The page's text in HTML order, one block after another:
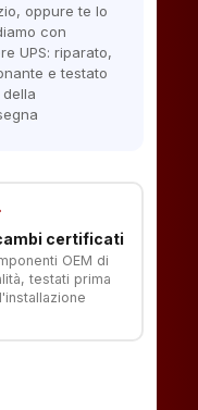
oppure te lo
con
UPS: riparato,
e testato
certificati
OEM di
testati prima